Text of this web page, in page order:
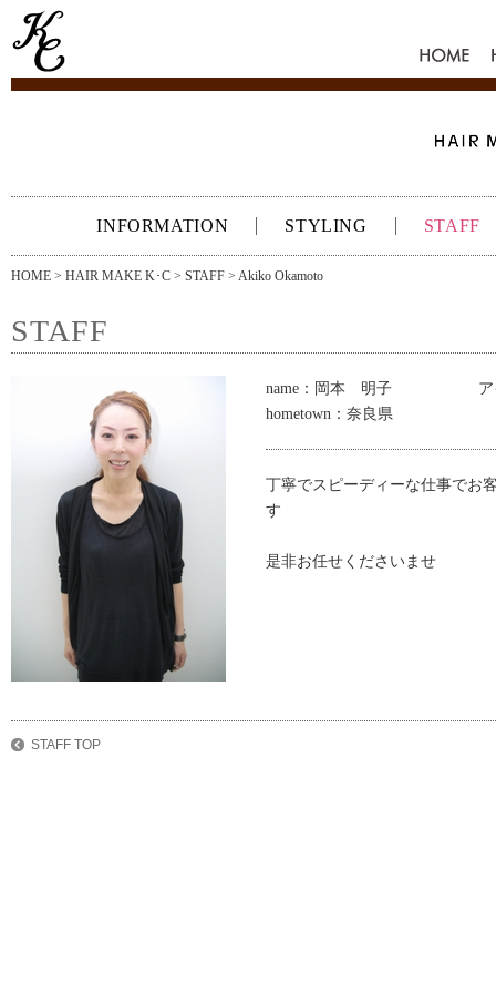
HOME
INFORMATION STYLING STAFF
HOME > HAIR MAKE K･C > STAFF > Akiko Okamoto
STAFF
name：岡本 明子 アイ
hometown：奈良県
丁寧でスピーディーな仕事でお
す
是非お任せくださいませ
STAFF TOP